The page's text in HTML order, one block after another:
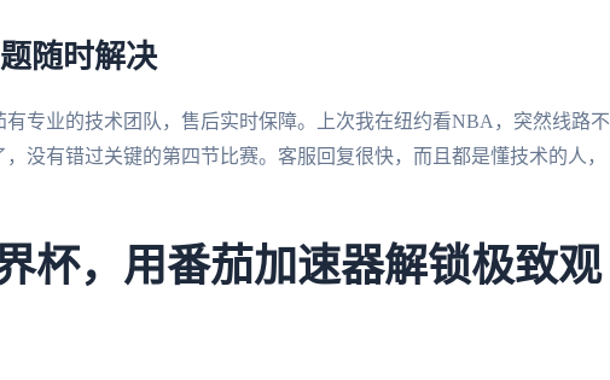
随时解决
专业的技术团队，售后实时保障。上次我在纽约看NBA，突然线路不
没有错过关键的第四节比赛。客服回复很快，而且都是懂技术的人，
杯，用番茄加速器解锁极致观